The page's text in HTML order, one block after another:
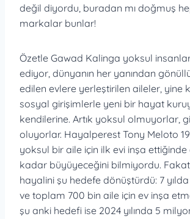
değil diyordu, buradan mı doğmuş
markalar bunlar!
Özetle Gawad Kalinga yoksul
ediyor, dünyanın her yanından
edilen evlere yerleştirilen aileler, yine
sosyal girişimlerle yeni bir hayat
kendilerine. Artık yoksul olmuyorlar,
oluyorlar. Hayalperest Tony Meloto
yoksul bir aile için ilk evi inşa ettiğinde
kadar büyüyeceğini bilmiyordu. Fakat
hayalini şu hedefe dönüştürdü: 7
ve toplam 700 bin aile için ev inşa
şu anki hedefi ise 2024 yılında 5